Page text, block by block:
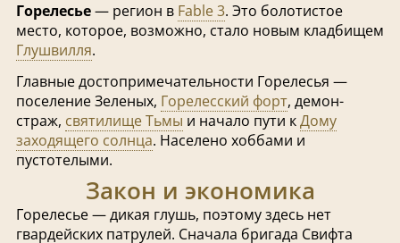
Горелесье— регион в Fable 3. Это болотистое
место, которое, возможно, стало новым кладбищем
Глушвилля.
Главные достопримечательности Горелесья —
поселение Зеленых, Горелесский форт, демон-
страж, святилище Тьмы и начало пути кДому
заходящего солнца. Населено хоббами и
пустотелыми.
Закон и экономика
Горелесье — дикая глушь, поэтому здесь нет
гвардейских патрулей. Сначала бригада Свифта